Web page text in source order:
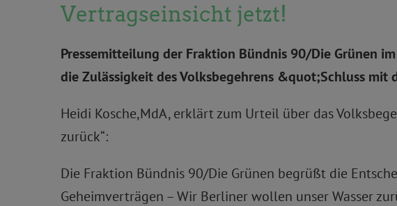
Vertragseinsicht jetzt!
Pressemitteilung der Fraktion Bündnis 90/Die Grünen
die Zulässigkeit des Volksbegehrens &quot;Schluss
Heidi Kosche,MdA, erklärt zum Urteil über das
zurück“:
Die Fraktion Bündnis 90/Die Grünen begrüßt die
Geheimverträgen – Wir Berliner wollen unser Wasser